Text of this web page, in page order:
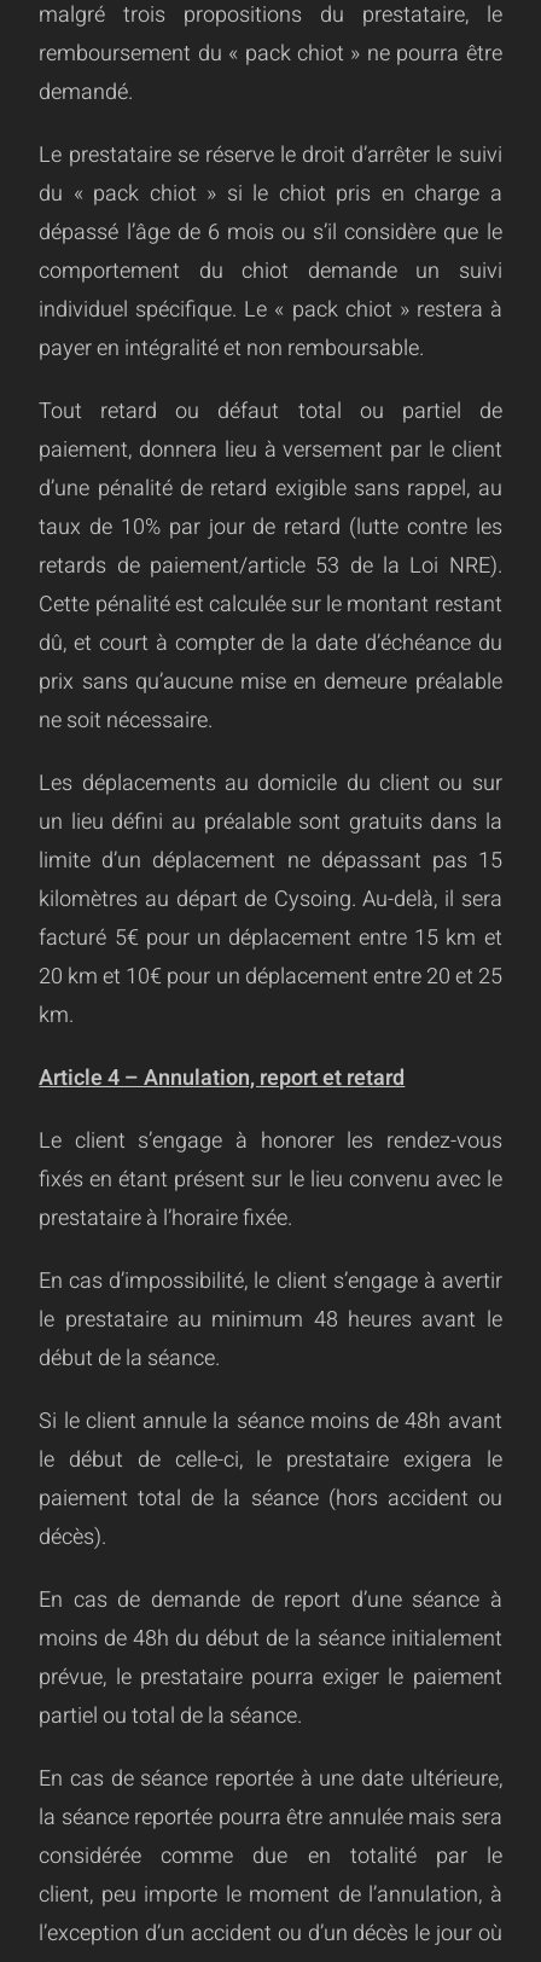
malgré trois propositions du prestataire, le
remboursement du « pack chiot » ne pourra être
demandé.
Le prestataire se réserve le droit d’arrêter le suivi
du « pack chiot » si le chiot pris en charge a
dépassé l’âge de 6 mois ou s’il considère que le
comportement du chiot demande un suivi
individuel spécifique. Le « pack chiot » restera à
payer en intégralité et non remboursable.
Tout retard ou défaut total ou partiel de
paiement, donnera lieu à versement par le client
d’une pénalité de retard exigible sans rappel, au
taux de 10% par jour de retard (lutte contre les
retards de paiement/article 53 de la Loi NRE).
Cette pénalité est calculée sur le montant restant
dû, et court à compter de la date d’échéance du
prix sans qu’aucune mise en demeure préalable
ne soit nécessaire.
Les déplacements au domicile du client ou sur
un lieu défini au préalable sont gratuits dans la
limite d’un déplacement ne dépassant pas 15
kilomètres au départ de Cysoing. Au-delà, il sera
facturé 5€ pour un déplacement entre 15 km et
20 km et 10€ pour un déplacement entre 20 et 25
km.
Article 4 – Annulation, report et retard
Le client s’engage à honorer les rendez-vous
fixés en étant présent sur le lieu convenu avec le
prestataire à l’horaire fixée.
En cas d’impossibilité, le client s’engage à avertir
le prestataire au minimum 48 heures avant le
début de la séance.
Si le client annule la séance moins de 48h avant
le début de celle-ci, le prestataire exigera le
paiement total de la séance (hors accident ou
décès).
En cas de demande de report d’une séance à
moins de 48h du début de la séance initialement
prévue, le prestataire pourra exiger le paiement
partiel ou total de la séance.
En cas de séance reportée à une date ultérieure,
la séance reportée pourra être annulée mais sera
considérée comme due en totalité par le
client, peu importe le moment de l’annulation, à
l’exception d’un accident ou d’un décès le jour où